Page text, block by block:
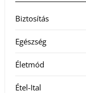
Biztosítás
Egészség
Életmód
Étel-Ital